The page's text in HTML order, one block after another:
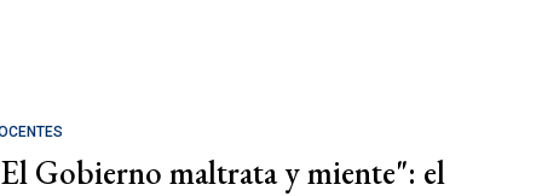
Gobierno maltrata y miente": el